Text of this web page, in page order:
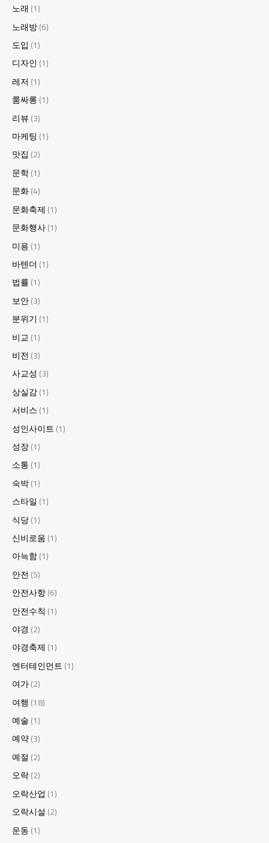
노래 (1)
노래방(6)
도입 (1)
디자인(1)
레저 (1)
룸싸롱(1)
리뷰(3)
마케팅 (1)
맛집 (2)
문학(1)
문화(4)
문화축제 (1)
문화행사(1)
미용(1)
바텐더 (1)
법률(1)
보안(3)
분위기 (1)
비교(1)
비전(3)
사교성 (3)
상실감(1)
서비스(1)
성인사이트(1)
성장(1)
소통(1)
숙박(1)
스타일(1)
식당(1)
신비로움(1)
아늑함(1)
안전(5)
안전사항(6)
안전수칙 (1)
야경 (2)
야경축제 (1)
엔터테인먼트(1)
여가(2)
여행 (18)
예술(1)
예약(3)
예절(2)
오락(2)
오락산업 (1)
오락시설(2)
운동(1)